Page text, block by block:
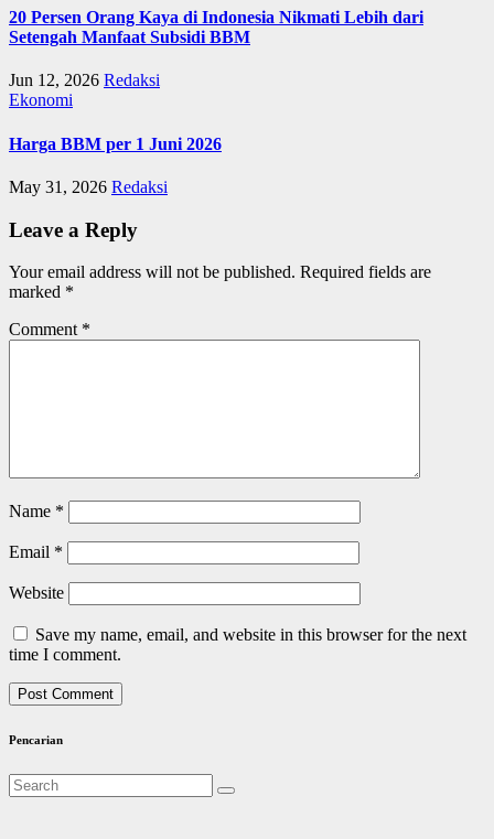
20 Persen Orang Kaya di Indonesia Nikmati Lebih dari
Setengah Manfaat Subsidi BBM
Jun 12, 2026 Redaksi
Ekonomi
Harga BBM per 1 Juni 2026
May 31, 2026 Redaksi
Leave a Reply
Your email address will not be published. Required fields are
marked *
Comment *
Name *
Email *
Website
Save my name, email, and website in this browser for the next
time I comment.
Pencarian